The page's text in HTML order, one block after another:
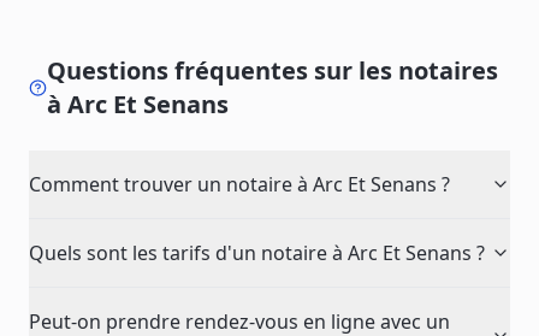
Questions fréquentes sur les notaires
à Arc Et Senans
Comment trouver un notaire à Arc Et Senans ?
Quels sont les tarifs d'un notaire à Arc Et Senans ?
Peut-on prendre rendez-vous en ligne avec un